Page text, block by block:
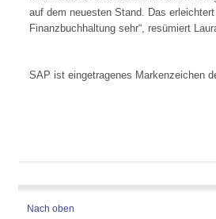
auf dem neuesten Stand. Das
Finanzbuchhaltung sehr“, resümiert
SAP ist eingetragenes Markenzeichen
Nach oben